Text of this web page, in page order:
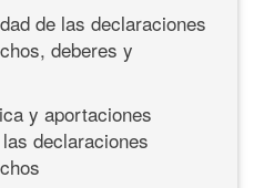
de las declaraciones
deberes y
y aportaciones
declaraciones